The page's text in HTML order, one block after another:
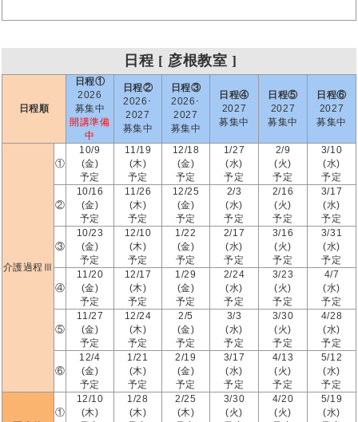
日程 [ 彦根教室 ]
日程順
日程①
2026
募集中
開講準備
中
日程②
2026･
2027
募集中
日程③
2026･
2027
募集中
日程④
2027
募集中
日程⑤
2027
募集中
日程⑥
2027
募集中
介護過程Ⅲ
①
10/9
(金)
予定
11/19
(木)
予定
12/18
(金)
予定
1/27
(水)
予定
2/9
(火)
予定
3/10
(水)
予定
②
10/16
(金)
予定
11/26
(木)
予定
12/25
(金)
予定
2/3
(水)
予定
2/16
(火)
予定
3/17
(水)
予定
③
10/23
(金)
予定
12/10
(木)
予定
1/22
(金)
予定
2/17
(水)
予定
3/16
(火)
予定
3/31
(水)
予定
④
11/20
(金)
予定
12/17
(木)
予定
1/29
(金)
予定
2/24
(水)
予定
3/23
(火)
予定
4/7
(水)
予定
⑤
11/27
(金)
予定
12/24
(木)
予定
2/5
(金)
予定
3/3
(水)
予定
3/30
(火)
予定
4/28
(水)
予定
⑥
12/4
(金)
予定
1/21
(木)
予定
2/19
(金)
予定
3/17
(水)
予定
4/13
(火)
予定
5/12
(水)
予定
①
12/10
(木)
1/28
(木)
2/25
(木)
3/30
(火)
4/20
(火)
5/19
(水)